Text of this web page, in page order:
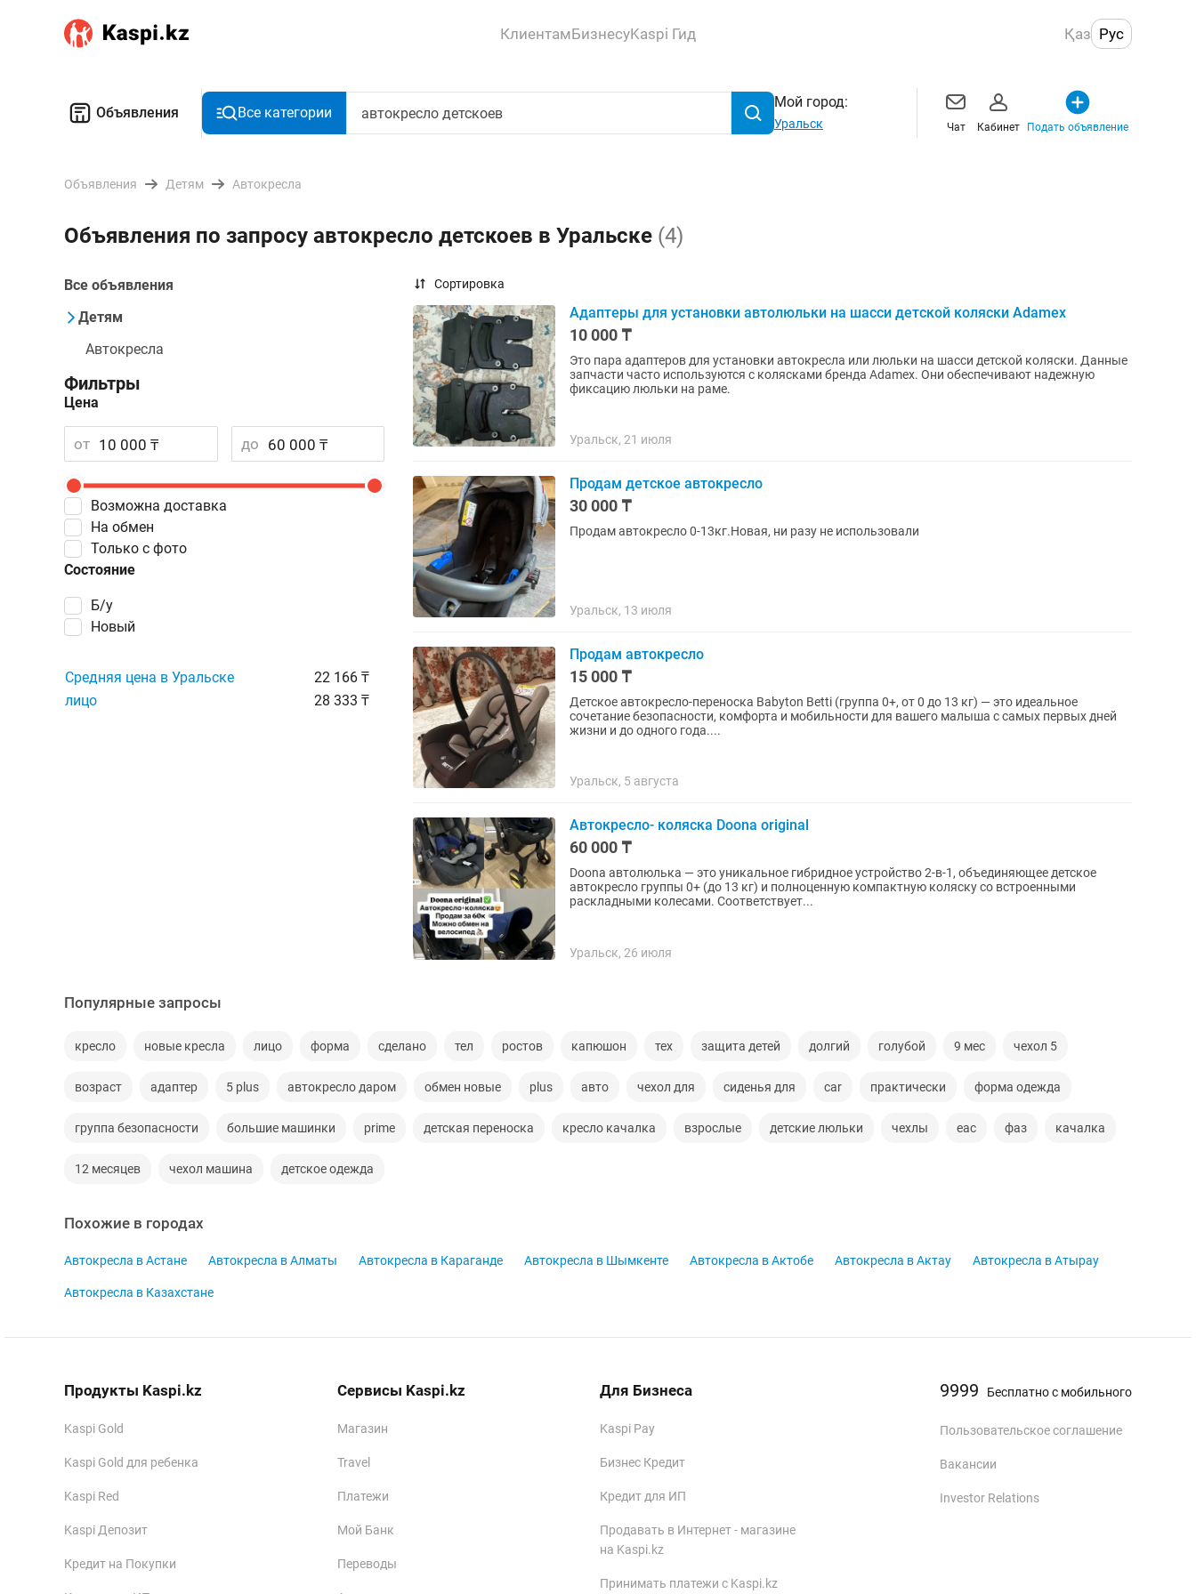
КлиентамБизнесуKaspi Гид Қаз Рус
Объявления Все категории
Мой город:
Уральск Чат Кабинет Подать объявление
Объявления Детям Автокресла
Объявления по запросу автокресло детскоев в Уральске (4)
Все объявления
Детям
Автокресла
Фильтры
Цена
от до
Возможна доставка
Состояние
Б/у
Новый
На обмен
Только с фото
Средняя цена в Уральске
22 166 ₸
лицо
28 333 ₸
Сортировка
Адаптеры для установки автолюльки на шасси детской коляски Adamex
10 000 ₸
Это пара адаптеров для установки автокресла или люльки на шасси детской коляски. Данные
запчасти часто используются с колясками бренда Adamex. Они обеспечивают надежную
фиксацию люльки на раме.
Уральск, 21 июля
Продам детское автокресло
30 000 ₸
Продам автокресло 0-13кг.Новая, ни разу не использовали
Уральск, 13 июля
Продам автокресло
15 000 ₸
Детское автокресло-переноска Babyton Betti (группа 0+, от 0 до 13 кг) — это идеальное
сочетание безопасности, комфорта и мобильности для вашего малыша с самых первых дней
жизни и до одного года....
Уральск, 5 августа
Автокресло- коляска Doona original
60 000 ₸
Doona автолюлька — это уникальное гибридное устройство 2-в-1, объединяющее детское
автокресло группы 0+ (до 13 кг) и полноценную компактную коляску со встроенными
раскладными колесами. Соответствует...
Уральск, 26 июля
Популярные запросы
кресло новые кресла лицо форма сделано тел ростов капюшон тех защита детей долгий голубой 9 мес чехол 5
возраст адаптер 5 plus автокресло даром обмен новые plus авто чехол для сиденья для car практически форма одежда
группа безопасности большие машинки prime детская переноска кресло качалка взрослые детские люльки чехлы eac фаз качалка
12 месяцев чехол машина детское одежда
Похожие в городах
Автокресла в Астане Автокресла в Алматы Автокресла в Караганде Автокресла в Шымкенте Автокресла в Актобе Автокресла в Актау Автокресла в Атырау
Автокресла в Казахстане
Продукты Kaspi.kz
Kaspi Gold
Kaspi Gold для ребенка
Kaspi Red
Kaspi Депозит
Кредит на Покупки
Сервисы Kaspi.kz
Магазин
Travel
Платежи
Мой Банк
Переводы
Для Бизнеса
Kaspi Pay
Бизнес Кредит
Кредит для ИП
Продавать в Интернет - магазине
на Kaspi.kz
Принимать платежи с Kaspi.kz
9999 Бесплатно с мобильного
Пользовательское соглашение
Вакансии
Investor Relations